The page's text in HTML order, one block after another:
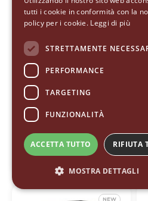
Sg85 Barista
Comparazione prodotti
Seleziona + > Compara
NEW
tutti i cookie in conformità con la
policy per i cookie. Leggi di più
STRETTAMENTE
PERFORMANCE
TARGETING
FUNZIONALITÀ
ACCETTA TUTTO RIFIUTA
MOSTRA DETTAGLI